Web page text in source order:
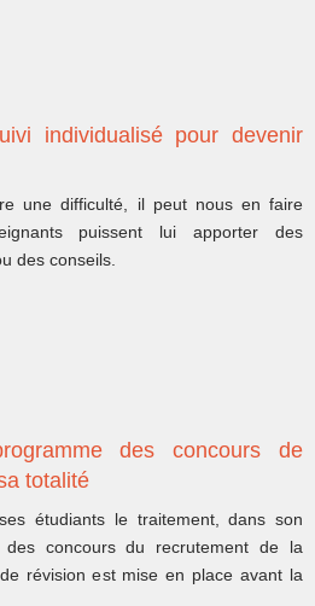
individualisé pour devenir
une difficulté, il peut nous en faire
puissent lui apporter des
des conseils.
des concours de
totalité
étudiants le traitement, dans son
des concours du recrutement de la
révision est mise en place avant la